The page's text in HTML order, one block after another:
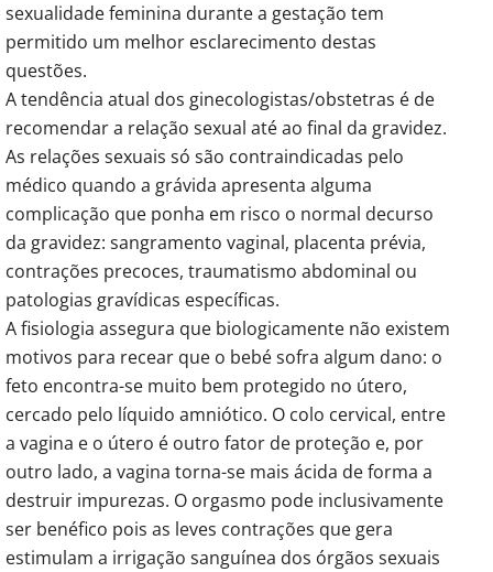
sexualidade feminina durante a gestação tem
permitido um melhor esclarecimento destas
questões.
A tendência atual dos ginecologistas/obstetras é de
recomendar a relação sexual até ao final da gravidez.
As relações sexuais só são contraindicadas pelo
médico quando a grávida apresenta alguma
complicação que ponha em risco o normal decurso
da gravidez: sangramento vaginal, placenta prévia,
contrações precoces, traumatismo abdominal ou
patologias gravídicas específicas.
A fisiologia assegura que biologicamente não existem
motivos para recear que o bebé sofra algum dano: o
feto encontra-se muito bem protegido no útero,
cercado pelo líquido amniótico. O colo cervical, entre
a vagina e o útero é outro fator de proteção e, por
outro lado, a vagina torna-se mais ácida de forma a
destruir impurezas. O orgasmo pode inclusivamente
ser benéfico pois as leves contrações que gera
estimulam a irrigação sanguínea dos órgãos sexuais